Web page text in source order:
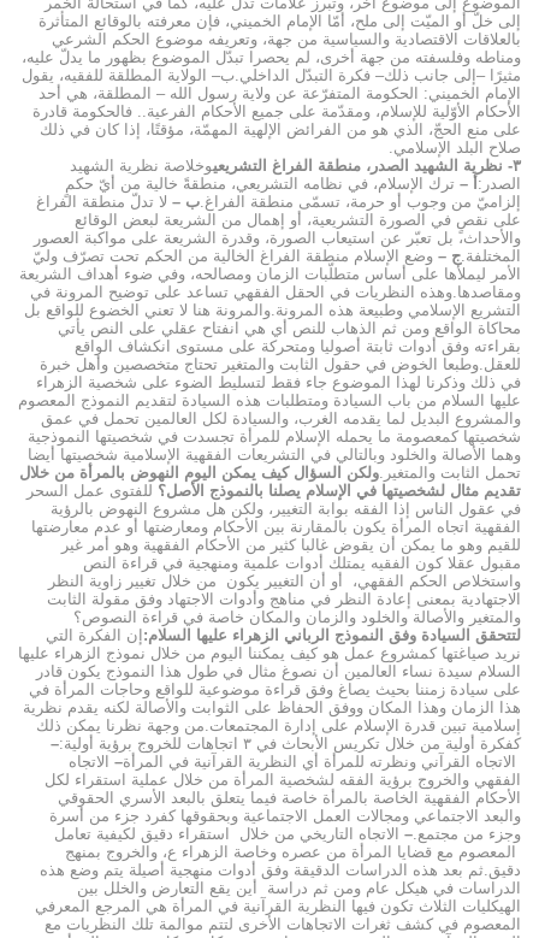
إلى خلّ أو الميّت إلى ملح، أمّا الإمام الخميني، فإن معرفته بالوقائع المتأثرة
بالعلاقات الاقتصادية والسياسية من جهة، وتعريفه موضوع الحكم الشرعي
ومناطه وفلسفته من جهة أخرى، لم يحصرا تبدّل الموضوع بظهور ما يدلّ عليه،
مثيرًا –إلى جانب ذلك– فكرة التبدّل الداخلي.ب– الولاية المطلقة للفقيه، يقول
الإمام الخميني: الحكومة المتفرّعة عن ولاية رسول الله – المطلقة، هي أحد
الأحكام الأوّلية للإسلام، ومقدّمة على جميع الأحكام الفرعية.. فالحكومة قادرة
على منع الحجّ، الذي هو من الفرائض الإلهية المهمّة، مؤقتًا، إذا كان في ذلك
صلاح البلد الإسلامي.
٣- نظرية الشهيد الصدر، منطقة الفراغ التشريعي
وخلاصة نظرية الشهيد
الصدر: أ – ترك الإسلام، في نظامه التشريعي، منطقةً خالية من أيّ حكمٍ
إلزاميّ من وجوب أو حرمة، تسمّى منطقة الفراغ.ب – لا تدلّ منطقة الفراغ
على نقصٍ في الصورة التشريعية، أو إهمال من الشريعة لبعض الوقائع
والأحداث، بل تعبّر عن استيعاب الصورة، وقدرة الشريعة على مواكبة العصور
المختلفة.ج – وضع الإسلام منطقة الفراغ الخالية من الحكم تحت تصرّف وليّ
الأمر ليملأها على أساس متطلّبات الزمان ومصالحه، وفي ضوء أهداف الشريعة
ومقاصدها.وهذه النظريات في الحقل الفقهي تساعد على توضيح المرونة في
التشريع الإسلامي وطبيعة هذه المرونة.والمرونة هنا لا تعني الخضوع للواقع بل
محاكاة الواقع ومن ثم الذهاب للنص أي هي انفتاح عقلي على النص يأتي
بقراءته وفق أدوات ثابتة أصوليا ومتحركة على مستوى انكشاف الواقع
للعقل.وطبعا الخوض في حقول الثابت والمتغير تحتاج متخصصين وأهل خبرة
في ذلك وذكرنا لهذا الموضوع جاء فقط لتسليط الضوء على شخصية الزهراء
عليها السلام من باب السيادة ومتطلبات هذه السيادة لتقديم النموذج المعصوم
والمشروع البديل لما يقدمه الغرب، والسيادة لكل العالمين تحمل في عمق
شخصيتها كمعصومة ما يحمله الإسلام للمرأة تجسدت في شخصيتها النموذجية
وهما الأصالة والخلود وبالتالي في التشريعات الفقهية الإسلامية شخصيتها أيضا
تحمل الثابت والمتغير.ولكن السؤال كيف يمكن اليوم النهوض بالمرأة من خلال
تقديم مثال لشخصيتها في الإسلام يصلنا بالنموذج الأصل؟ للفتوى عمل السحر
في عقول الناس إذا الفقه بوابة التغيير، ولكن هل مشروع النهوض بالرؤية
الفقهية اتجاه المرأة يكون بالمقارنة بين الأحكام ومعارضتها أو عدم معارضتها
للقيم وهو ما يمكن أن يقوض غالبا كثير من الأحكام الفقهية وهو أمر غير
مقبول عقلا كون الفقيه يمتلك أدوات علمية ومنهجية في قراءة النص
واستخلاص الحكم الفقهي، أو أن التغيير يكون من خلال تغيير زاوية النظر
الاجتهادية بمعنى إعادة النظر في مناهج وأدوات الاجتهاد وفق مقولة الثابت
والمتغير والأصالة والخلود والزمان والمكان خاصة في قراءة النصوص؟
لتتحقق السيادة وفق النموذج الرباني الزهراء عليها السلام: إن الفكرة التي
نريد صياغتها كمشروع عمل هو كيف يمكننا اليوم من خلال نموذج الزهراء عليها
السلام سيدة نساء العالمين أن نصوغ مثال في طول هذا النموذج يكون قادر
على سيادة زمننا بحيث يصاغ وفق قراءة موضوعية للواقع وحاجات المرأة في
هذا الزمان وهذا المكان ووفق الحفاظ على الثوابت والأصالة لكنه يقدم نظرية
إسلامية تبين قدرة الإسلام على إدارة المجتمعات.من وجهة نظرنا يمكن ذلك
كفكرة أولية من خلال تكريس الأبحاث في ٣ اتجاهات للخروج برؤية أولية:
–
الاتجاه القرآني ونظرته للمرأة أي النظرية القرآنية في المرأة– الاتجاه
الفقهي والخروج برؤية الفقه لشخصية المرأة من خلال عملية استقراء لكل
الأحكام الفقهية الخاصة بالمرأة خاصة فيما يتعلق بالبعد الأسري الحقوقي
والبعد الاجتماعي ومجالات العمل الاجتماعية وبحقوقها كفرد جزء من أسرة
وجزء من مجتمع.– الاتجاه التاريخي من خلال استقراء دقيق لكيفية تعامل
المعصوم مع قضايا المرأة من عصره وخاصة الزهراء ع، والخروج بمنهج
دقيق.ثم بعد هذه الدراسات الدقيقة وفق أدوات منهجية أصيلة يتم وضع هذه
الدراسات في هيكل عام ومن ثم دراسة أين يقع التعارض والخلل بين
الهيكليات الثلاث تكون فيها النظرية القرآنية في المرأة هي المرجع المعرفي
المعصوم في كشف ثغرات الاتجاهات الأخرى لتتم موالمة تلك النظريات مع